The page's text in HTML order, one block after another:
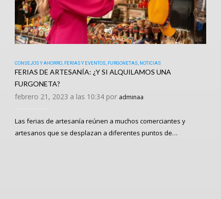
CONSEJOS Y AHORRO, FERIAS Y EVENTOS, FURGONETAS, NOTICIAS
FERIAS DE ARTESANÍA: ¿Y SI ALQUILAMOS UNA
FURGONETA?
febrero 21, 2023 a las 10:34 por adminaa
Las ferias de artesanía reúnen a muchos comerciantes y
artesanos que se desplazan a diferentes puntos de…